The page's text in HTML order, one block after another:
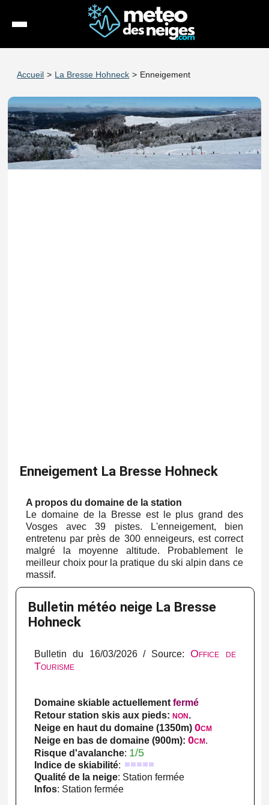
Stations
Webcams
Accueil > La Bresse Hohneck > Enneigement
Enneigement La Bresse Hohneck
A propos du domaine de la station
Le domaine de la Bresse est le plus grand des
Vosges avec 39 pistes. L'enneigement, bien
entretenu par près de 300 enneigeurs, est correct
malgré la moyenne altitude. Probablement le
meilleur choix pour la pratique du ski alpin dans ce
massif.
Bulletin météo neige La Bresse
Hohneck
Bulletin du 16/03/2026 / Source:Office de
Tourisme
Domaine skiable actuellementfermé
Retour station skis aux pieds:non.
Neige en haut du domaine (1350m)0cm
Neige en bas de domaine (900m):0cm.
Risque d'avalanche: 1/5
Indice de skiabilité:
Qualité de la neige: Station fermée
Infos: Station fermée